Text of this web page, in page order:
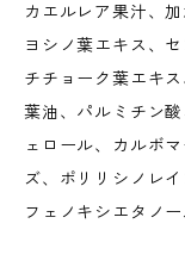
カエルレア果汁、
ヨシノ葉エキス、
チチョーク葉エキ
葉油、パルミチン
ェロール、カルボ
ズ、ポリリシノレ
フェノキシエタノ